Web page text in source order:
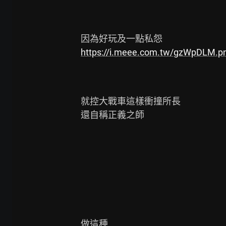
https://i.meee.com.tw/
就控大戰車這樣衝撞所長
還自稱正義之師
做這種